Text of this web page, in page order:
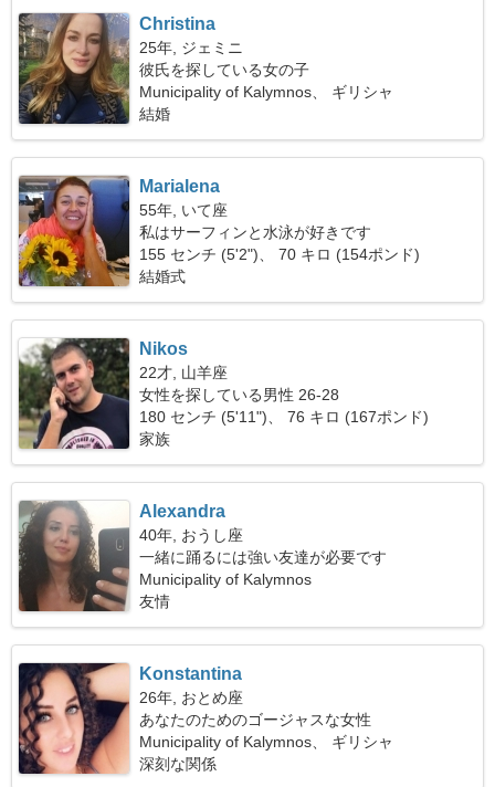
Christina
25年, ジェミニ
彼氏を探している女の子
Municipality of Kalymnos、 ギリシャ
結婚
Marialena
55年, いて座
私はサーフィンと水泳が好きです
155 センチ (5'2")、 70 キロ (154ポンド)
結婚式
Nikos
22才, 山羊座
女性を探している男性 26-28
180 センチ (5'11")、 76 キロ (167ポンド)
家族
Alexandra
40年, おうし座
一緒に踊るには強い友達が必要です
Municipality of Kalymnos
友情
Konstantina
26年, おとめ座
あなたのためのゴージャスな女性
Municipality of Kalymnos、 ギリシャ
深刻な関係